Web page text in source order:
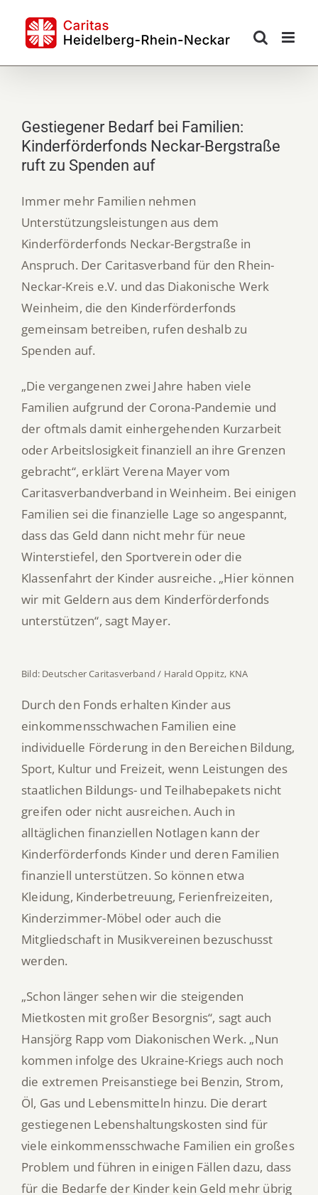
content
Gestiegener Bedarf bei Familien:
Kinderförderfonds Neckar-Bergstraße
ruft zu Spenden auf
Immer mehr Familien nehmen
Unterstützungsleistungen aus dem
Kinderförderfonds Neckar-Bergstraße in
Anspruch. Der Caritasverband für den Rhein-
Neckar-Kreis e.V. und das Diakonische Werk
Weinheim, die den Kinderförderfonds
gemeinsam betreiben, rufen deshalb zu
Spenden auf.
„Die vergangenen zwei Jahre haben viele
Familien aufgrund der Corona-Pandemie und
der oftmals damit einhergehenden Kurzarbeit
oder Arbeitslosigkeit finanziell an ihre Grenzen
gebracht“, erklärt Verena Mayer vom
Caritasverbandverband in Weinheim. Bei einigen
Familien sei die finanzielle Lage so angespannt,
dass das Geld dann nicht mehr für neue
Winterstiefel, den Sportverein oder die
Klassenfahrt der Kinder ausreiche. „Hier können
wir mit Geldern aus dem Kinderförderfonds
unterstützen“, sagt Mayer.
Bild: Deutscher Caritasverband / Harald Oppitz, KNA
Durch den Fonds erhalten Kinder aus
einkommensschwachen Familien eine
individuelle Förderung in den Bereichen Bildung,
Sport, Kultur und Freizeit, wenn Leistungen des
staatlichen Bildungs- und Teilhabepakets nicht
greifen oder nicht ausreichen. Auch in
alltäglichen finanziellen Notlagen kann der
Kinderförderfonds Kinder und deren Familien
finanziell unterstützen. So können etwa
Kleidung, Kinderbetreuung, Ferienfreizeiten,
Kinderzimmer-Möbel oder auch die
Mitgliedschaft in Musikvereinen bezuschusst
werden.
„Schon länger sehen wir die steigenden
Mietkosten mit großer Besorgnis“, sagt auch
Hansjörg Rapp vom Diakonischen Werk. „Nun
kommen infolge des Ukraine-Kriegs auch noch
die extremen Preisanstiege bei Benzin, Strom,
Öl, Gas und Lebensmitteln hinzu. Die derart
gestiegenen Lebenshaltungskosten sind für
viele einkommensschwache Familien ein großes
Problem und führen in einigen Fällen dazu, dass
für die Bedarfe der Kinder kein Geld mehr übrig